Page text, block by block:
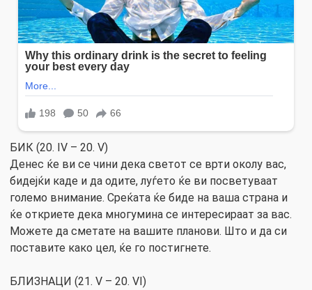
БИК (20. IV – 20. V)
Денес ќе ви се чини дека светот се врти околу вас,
бидејќи каде и да одите, луѓето ќе ви посветуваат
големо внимание. Среќата ќе биде на ваша страна и
ќе откриете дека многумина се интересираат за вас.
Можете да сметате на вашите планови. Што и да си
поставите како цел, ќе го постигнете.
БЛИЗНАЦИ (21. V – 20. VI)